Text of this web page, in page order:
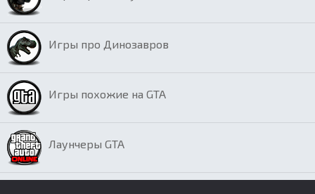
Игры про Динозавров
Игры похожие на GTA
Лаунчеры GTA